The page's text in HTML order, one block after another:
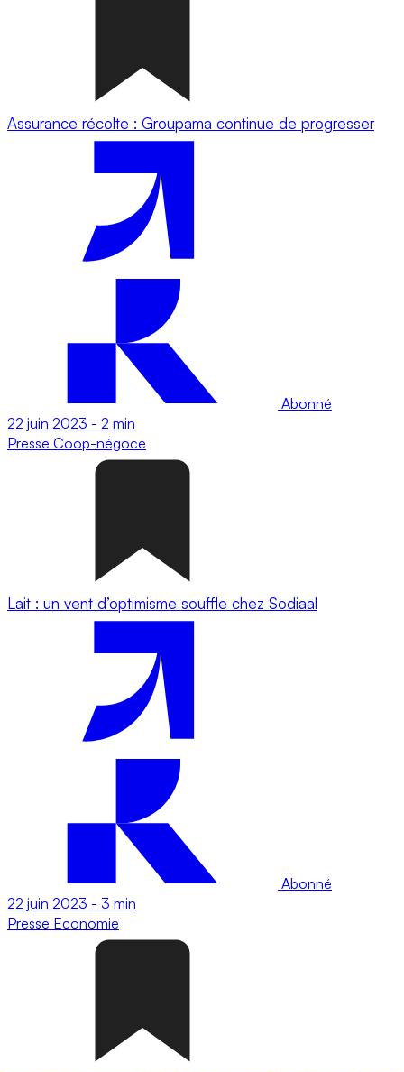
Assurance récolte : Groupama continue de progresser
Abonné
22 juin 2023 - 2 min
Presse Coop-négoce
Lait : un vent d’optimisme souffle chez Sodiaal
Abonné
22 juin 2023 - 3 min
Presse Economie